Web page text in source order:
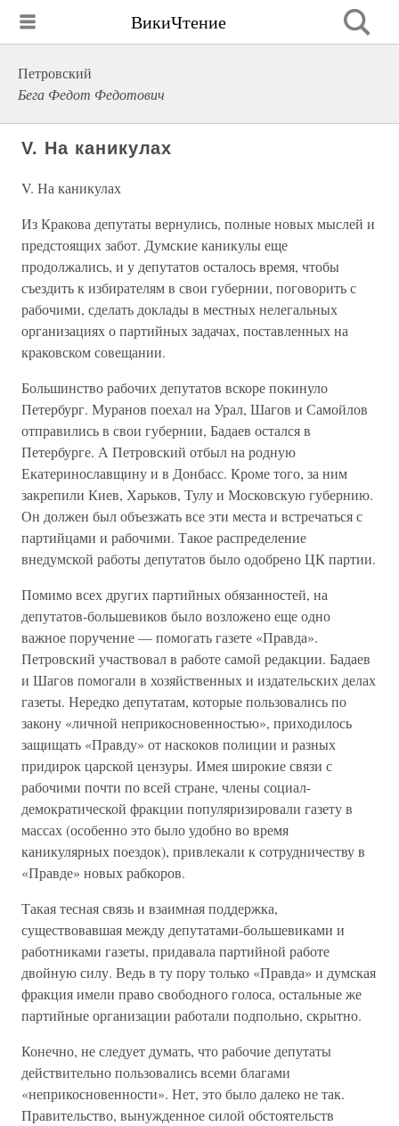
ВикиЧтение
Петровский
Бега Федот Федотович
V. На каникулах
V. На каникулах
Из Кракова депутаты вернулись, полные новых мыслей и
предстоящих забот. Думские каникулы еще
продолжались, и у депутатов осталось время, чтобы
съездить к избирателям в свои губернии, поговорить с
рабочими, сделать доклады в местных нелегальных
организациях о партийных задачах, поставленных на
краковском совещании.
Большинство рабочих депутатов вскоре покинуло
Петербург. Муранов поехал на Урал, Шагов и Самойлов
отправились в свои губернии, Бадаев остался в
Петербурге. А Петровский отбыл на родную
Екатеринославщину и в Донбасс. Кроме того, за ним
закрепили Киев, Харьков, Тулу и Московскую губернию.
Он должен был объезжать все эти места и встречаться с
партийцами и рабочими. Такое распределение
внедумской работы депутатов было одобрено ЦК партии.
Помимо всех других партийных обязанностей, на
депутатов-большевиков было возложено еще одно
важное поручение — помогать газете «Правда».
Петровский участвовал в работе самой редакции. Бадаев
и Шагов помогали в хозяйственных и издательских делах
газеты. Нередко депутатам, которые пользовались по
закону «личной неприкосновенностью», приходилось
защищать «Правду» от наскоков полиции и разных
придирок царской цензуры. Имея широкие связи с
рабочими почти по всей стране, члены социал-
демократической фракции популяризировали газету в
массах (особенно это было удобно во время
каникулярных поездок), привлекали к сотрудничеству в
«Правде» новых рабкоров.
Такая тесная связь и взаимная поддержка,
существовавшая между депутатами-большевиками и
работниками газеты, придавала партийной работе
двойную силу. Ведь в ту пору только «Правда» и думская
фракция имели право свободного голоса, остальные же
партийные организации работали подпольно, скрытно.
Конечно, не следует думать, что рабочие депутаты
действительно пользовались всеми благами
«неприкосновенности». Нет, это было далеко не так.
Правительство, вынужденное силой обстоятельств